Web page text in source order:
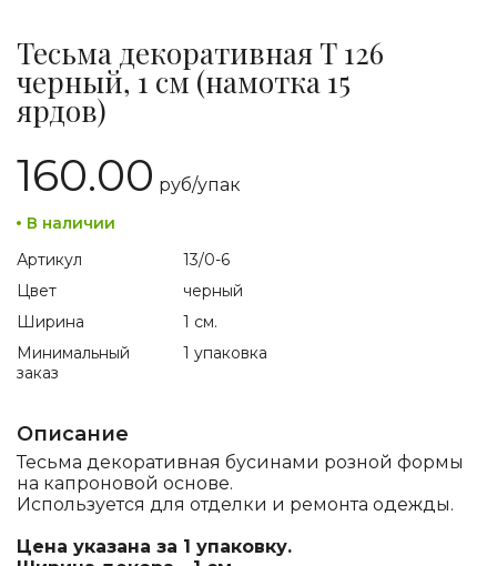
Тесьма декоративная Т 126
черный, 1 см (намотка 15
ярдов)
160.00 руб/упак
В наличии
Артикул
13/0-6
Цвет
черный
Ширина
1 см.
Минимальный
заказ
1 упаковка
Описание
Тесьма декоративная бусинами розной формы
на капроновой основе.
Используется для отделки и ремонта одежды.
Цена указана за 1 упаковку.